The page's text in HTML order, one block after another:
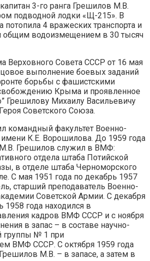
3-го ранга Грешилов М.В.
подводной лодки «Щ-215». В
потопила 4 вражеских транспорта и
общим водоизмещением в 30 тысяч
Верховного Совета СССР от 16 мая
выполнение боевых заданий
борьбы с фашистскими
Крыма и проявленное
Грешилову Михаилу Васильевичу
Советского Союза.
командный факультет Военно-
К.Е. Ворошилова. До 1959 года
М.В. Грешилов служил в ВМФ:
отдела штаба Потийской
в отделе штаба Черноморского
С мая 1951 года по декабрь 1957
старший преподаватель Военно-
Советской Армии. С декабря
1958 года находился в
кадров ВМФ СССР и с ноября
в запас – в составе научно-
группы № 1 при
ВМФ СССР. С октября 1959 года
М.В. – в запасе, а затем в